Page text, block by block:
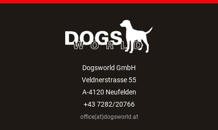
Dogsworld GmbH
Veldnerstrasse 55
A-4120 Neufelden
+43 7282/20766
office(at)dogsworld.at